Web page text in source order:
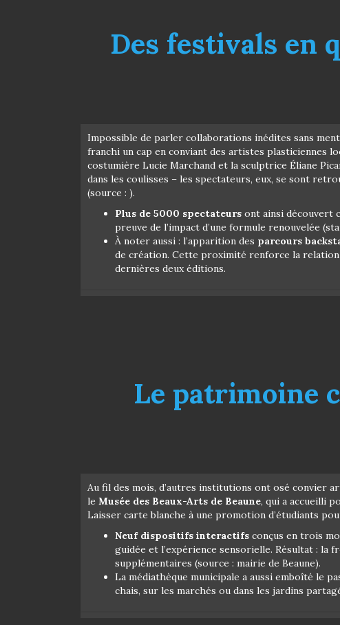
Des festivals en
Impossible de parler collaborations inédites sans
franchi un cap en conviant des artistes plasticiennes
costumière Lucie Marchand et la sculptrice Éliane
dans les coulisses – les spectateurs, eux, se sont
(source : ).
Plus de 5000 spectateurs ont ainsi découvert
preuve de l’impact d’une formule renouvelée
À noter aussi : l’apparition des parcours
de création. Cette proximité renforce la
dernières deux éditions.
Le patrimoine
Au fil des mois, d’autres institutions ont osé convier
le Musée des Beaux-Arts de Beaune, qui a accueilli
Laisser carte blanche à une promotion d’étudiants
Neuf dispositifs interactifs conçus en trois
guidée et l’expérience sensorielle. Résultat : la
supplémentaires (source : mairie de Beaune).
La médiathèque municipale a aussi emboîté le
chais, sur les marchés ou dans les jardins